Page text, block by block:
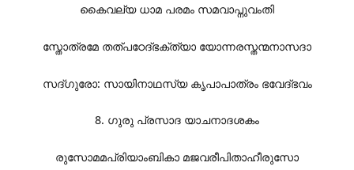
കൈവല്യ ധാമ പരമം സമവാപ്നുവംതി
സ്തോത്രമേ തത്പഠേദ്ഭക്ത്യാ യോന്നരസ്തന്മനാസദാ
സദ്ഗുരോ: സായിനാഥസ്യ കൃപാപാത്രം ഭവേദ്ഭവം
8. ഗുരു പ്രസാദ യാചനാദശകം
രുസോമമപ്രിയാംബികാ മജവരീപിതാഹീരുസോ